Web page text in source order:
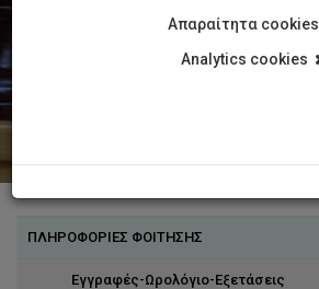
ΠΛΗΡΟΦΟΡΙΕΣ ΦΟΙΤΗΣΗΣ
Εγγραφές-Ωρολόγιο-Εξετάσεις
Απαραίτητα cookies
Analytics cookies